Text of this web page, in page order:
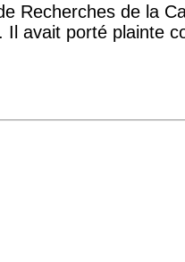
Recherches de la
avait porté plainte